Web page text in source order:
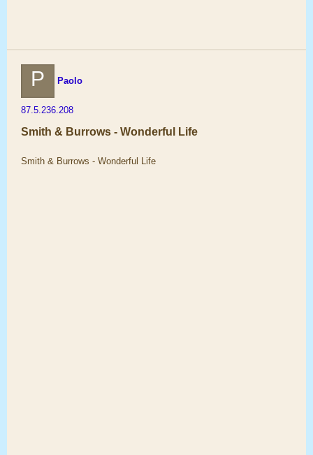
P Paolo
87.5.236.208
Smith & Burrows - Wonderful Life
Smith & Burrows - Wonderful Life